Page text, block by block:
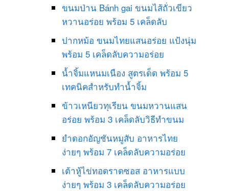
ขนมป่าน Bánh gai ขนมไส้ถั่วเขียว
หวานอร่อย พร้อม 5 เคล็ดลับ
ปากหม้อ ขนมไทยแสนอร่อย แป้งนุ่ม
พร้อม 5 เคล็ดลับความอร่อย
น้ำจิ้มแหนมเนือง สูตรเด็ด พร้อม 5
เทคนิคสำหรับทำน้ำจิ้ม
ข้าวเหนียวทุเรียน ขนมหวานแสน
อร่อย พร้อม 3 เคล็ดลับวิธีทำขนม
ยำดอกอัญชันหมูสับ อาหารไทย
ง่ายๆ พร้อม 7 เคล็ดลับความอร่อย
เต้าหู้ไข่ทอดราดซอส อาหารแบบ
ง่ายๆ พร้อม 3 เคล็ดลับความอร่อย